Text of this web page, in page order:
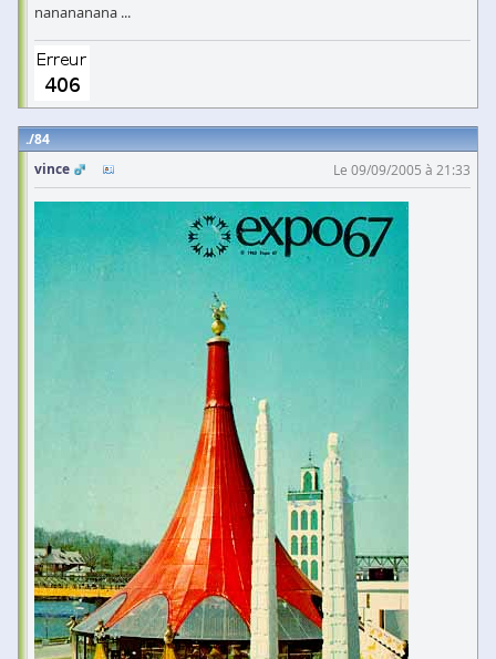
nanananana ...
84
vince
Le 09/09/2005 à 21:33